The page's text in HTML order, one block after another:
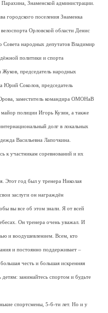
Знаменской администрации.
городского поселения Знаменка
Орловской области Денис
Совета народных депутатов Владимир
политики и спорта
председатель народных
Юрий Соколов, председатель
заместитель командира ОМОНаВ
майор полиции Игорь Кузин, а также
долг в локальных
Васильевна Лапочкина.
к участникам соревнований и их
Этот год был у тренера Николая
заслуги он награждён
вы все об этом знали. Я от всей
Он тренера очень уважал. И
и воодушевлением. Всем, кто
и постоянно поддерживает –
честь и большая искренняя
детям: занимайтесь спортом и будьте
спортсмены, 5-6-ти лет. Но и у